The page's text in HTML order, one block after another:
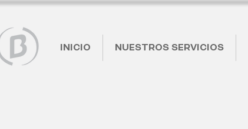
INICIO NUESTROS SERVICIOS